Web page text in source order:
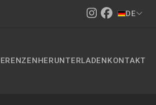
DE
HERUNTERLADENKONTAKT